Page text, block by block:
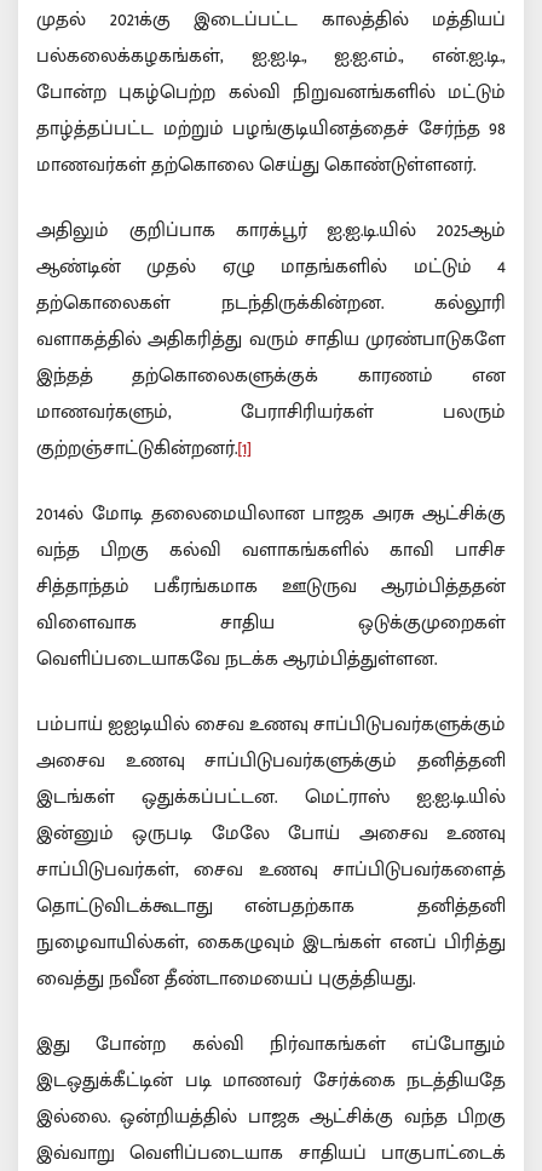
முதல் 2021க்கு இடைப்பட்ட காலத்தில் மத்தியப்
பல்கலைக்கழகங்கள், ஐ.ஐ.டி., ஐ.ஐ.எம்., என்.ஐ.டி.,
போன்ற புகழ்பெற்ற கல்வி நிறுவனங்களில் மட்டும்
தாழ்த்தப்பட்ட மற்றும் பழங்குடியினத்தைச் சேர்ந்த 98
மாணவர்கள் தற்கொலை செய்து கொண்டுள்ளனர்.
அதிலும் குறிப்பாக காரக்பூர் ஐ.ஐ.டி.யில் 2025ஆம்
ஆண்டின் முதல் ஏழு மாதங்களில் மட்டும் 4
தற்கொலைகள் நடந்திருக்கின்றன. கல்லூரி
வளாகத்தில் அதிகரித்து வரும் சாதிய முரண்பாடுகளே
இந்தத் தற்கொலைகளுக்குக் காரணம் என
மாணவர்களும், பேராசிரியர்கள் பலரும்
குற்றஞ்சாட்டுகின்றனர்.[1]
2014ல் மோடி தலைமையிலான பாஜக அரசு ஆட்சிக்கு
வந்த பிறகு கல்வி வளாகங்களில் காவி பாசிச
சித்தாந்தம் பகீரங்கமாக ஊடுருவ ஆரம்பித்ததன்
விளைவாக சாதிய ஒடுக்குமுறைகள்
வெளிப்படையாகவே நடக்க ஆரம்பித்துள்ளன.
பம்பாய் ஐஐடியில் சைவ உணவு சாப்பிடுபவர்களுக்கும்
அசைவ உணவு சாப்பிடுபவர்களுக்கும் தனித்தனி
இடங்கள் ஒதுக்கப்பட்டன. மெட்ராஸ் ஐ.ஐ.டி.யில்
இன்னும் ஒருபடி மேலே போய் அசைவ உணவு
சாப்பிடுபவர்கள், சைவ உணவு சாப்பிடுபவர்களைத்
தொட்டுவிடக்கூடாது என்பதற்காக தனித்தனி
நுழைவாயில்கள், கைகழுவும் இடங்கள் எனப் பிரித்து
வைத்து நவீன தீண்டாமையைப் புகுத்தியது.
இது போன்ற கல்வி நிர்வாகங்கள் எப்போதும்
இடஒதுக்கீட்டின் படி மாணவர் சேர்க்கை நடத்தியதே
இல்லை. ஒன்றியத்தில் பாஜக ஆட்சிக்கு வந்த பிறகு
இவ்வாறு வெளிப்படையாக சாதியப் பாகுபாட்டைக்